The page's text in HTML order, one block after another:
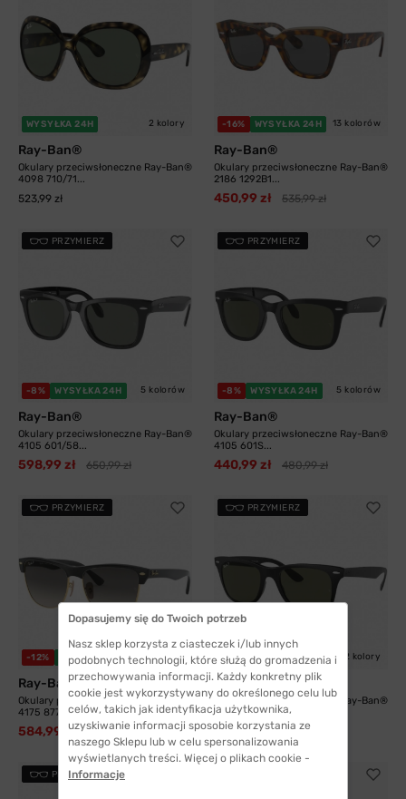
WYSYŁKA 24H 2 kolory
Ray-Ban®
Okulary przeciwsłoneczne Ray-Ban®
4098 710/71...
523,99 zł
-16% WYSYŁKA 24H 13 kolorów
Ray-Ban®
Okulary przeciwsłoneczne Ray-Ban®
2186 1292B1...
450,99 zł 535,99 zł
PRZYMIERZ
-8% WYSYŁKA 24H 5 kolorów
Ray-Ban®
Okulary przeciwsłoneczne Ray-Ban®
4105 601/58...
598,99 zł 650,99 zł
PRZYMIERZ
-8% WYSYŁKA 24H 5 kolorów
Ray-Ban®
Okulary przeciwsłoneczne Ray-Ban®
4105 601S...
440,99 zł 480,99 zł
PRZYMIERZ
-12% WYSYŁKA 24H 2 kolory
Ray-Ban®
Okulary przeciwsłoneczne Ray-Ban®
4175 877/M3...
584,99 zł 666,99 zł
PRZYMIERZ
-8% WYSYŁKA 24H 2 kolory
Ray-Ban®
Okulary przeciwsłoneczne Ray-Ban®
4195 601S9A...
635,99 zł 691,99 zł
PRZYMIERZ
Dopasujemy się do Twoich potrzeb
Nasz sklep korzysta z ciasteczek i/lub innych
podobnych technologii, które służą do gromadzenia i
przechowywania informacji. Każdy konkretny plik
cookie jest wykorzystywany do określonego celu lub
celów, takich jak identyfikacja użytkownika,
uzyskiwanie informacji sposobie korzystania ze
naszego Sklepu lub w celu spersonalizowania
wyświetlanych treści. Więcej o plikach cookie -
Informacje